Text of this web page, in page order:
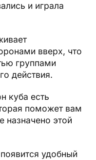
и играла
вверх, что
группами
действия.
куба есть
поможет вам
назначено этой
удобный